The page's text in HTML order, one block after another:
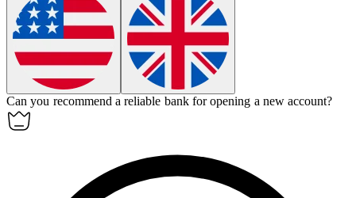
Can you recommend a reliable bank for opening a new account?